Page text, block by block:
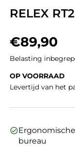
RELEX
Reguliere
€89,90
Belasting
OP VOORRAAD
Levertijd van het
bureau